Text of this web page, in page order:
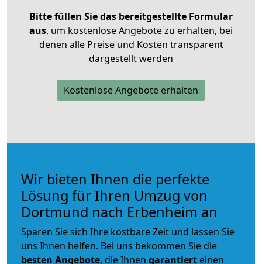
Bitte füllen Sie das bereitgestellte Formular
aus, um kostenlose Angebote zu erhalten, bei
denen alle Preise und Kosten transparent
dargestellt werden
Kostenlose Angebote erhalten
Wir bieten Ihnen die perfekte
Lösung für Ihren Umzug von
Dortmund nach Erbenheim an
Sparen Sie sich Ihre kostbare Zeit und lassen Sie
uns Ihnen helfen. Bei uns bekommen Sie die
besten Angebote, die Ihnen garantiert einen